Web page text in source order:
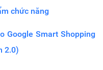
chức năng
Google Smart Shopping
2.0)